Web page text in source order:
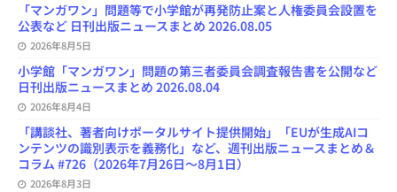
「マンガワン」問題等で小学館が再発防止案と人権委員会設置を
公表など 日刊出版ニュースまとめ 2026.08.05
2026年8月5日
小学館「マンガワン」問題の第三者委員会調査報告書を公開など
日刊出版ニュースまとめ 2026.08.04
2026年8月4日
「講談社、著者向けポータルサイト提供開始」「EUが生成AIコ
ンテンツの識別表示を義務化」など、週刊出版ニュースまとめ＆
コラム #726（2026年7月26日～8月1日）
2026年8月3日